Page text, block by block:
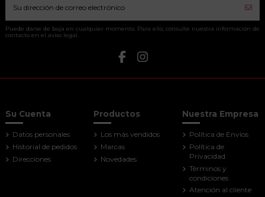
Puede darse de baja en cualquier momento. Para ello, consulte nuestra información de
contacto en el aviso legal.
Su Cuenta
Datos personales
Historial de pedidos
Direcciones
Productos
Los más vendidos
Marcas
Novedades
Nuestra Empresa
Política de Envíos
Política de
Privacidad
Términos y
condiciones
Atención al cliente